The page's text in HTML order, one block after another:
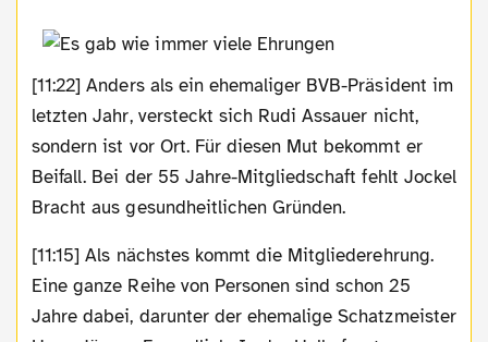
[11:22] Anders als ein ehemaliger BVB-Präsident im
letzten Jahr, versteckt sich Rudi Assauer nicht,
sondern ist vor Ort. Für diesen Mut bekommt er
Beifall. Bei der 55 Jahre-Mitgliedschaft fehlt Jockel
Bracht aus gesundheitlichen Gründen.
[11:15] Als nächstes kommt die Mitgliederehrung.
Eine ganze Reihe von Personen sind schon 25
Jahre dabei, darunter der ehemalige Schatzmeister